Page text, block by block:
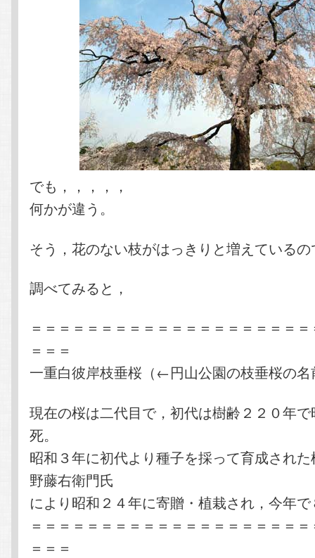
でも，，，，，
何かが違う。
そう，花のない枝がはっきりと増えている
調べてみると，
＝＝＝＝＝＝＝＝＝＝＝＝＝＝＝＝＝＝＝
＝＝＝
一重白彼岸枝垂桜（←円山公園の枝垂桜の名
現在の桜は二代目で，初代は樹齢２２０年
死。
昭和３年に初代より種子を採って育成され
野藤右衛門氏
により昭和２４年に寄贈・植栽され，今年
＝＝＝＝＝＝＝＝＝＝＝＝＝＝＝＝＝＝＝
＝＝＝